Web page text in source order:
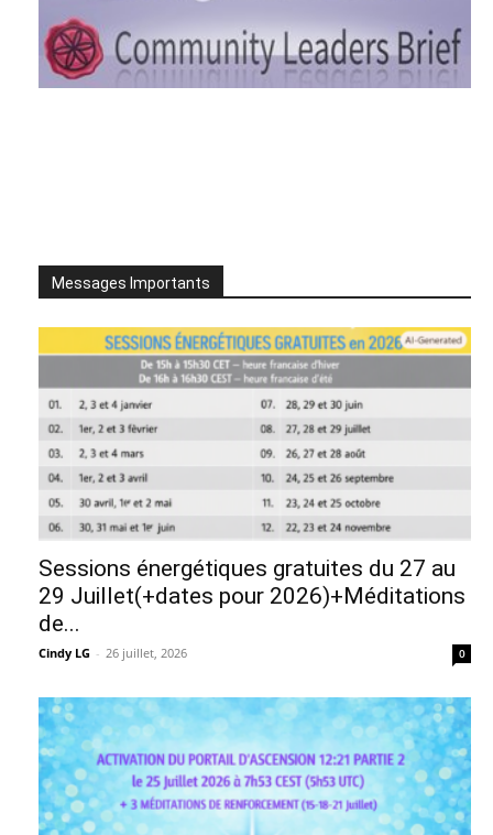
Messages Importants
Sessions énergétiques gratuites du 27 au
29 Juillet(+dates pour 2026)+Méditations
de...
Cindy LG - 26 juillet, 2026 0